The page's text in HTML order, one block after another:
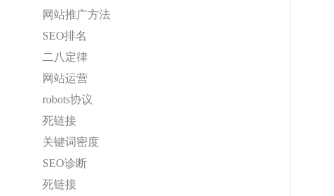
网站推广方法
SEO排名
二八定律
网站运营
robots协议
死链接
关键词密度
SEO诊断
死链接